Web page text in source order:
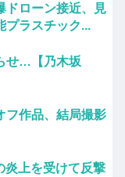
ドローン接近、見
ラスチック...
せ…【乃木坂
フ作品、結局撮影
炎上を受けて反撃